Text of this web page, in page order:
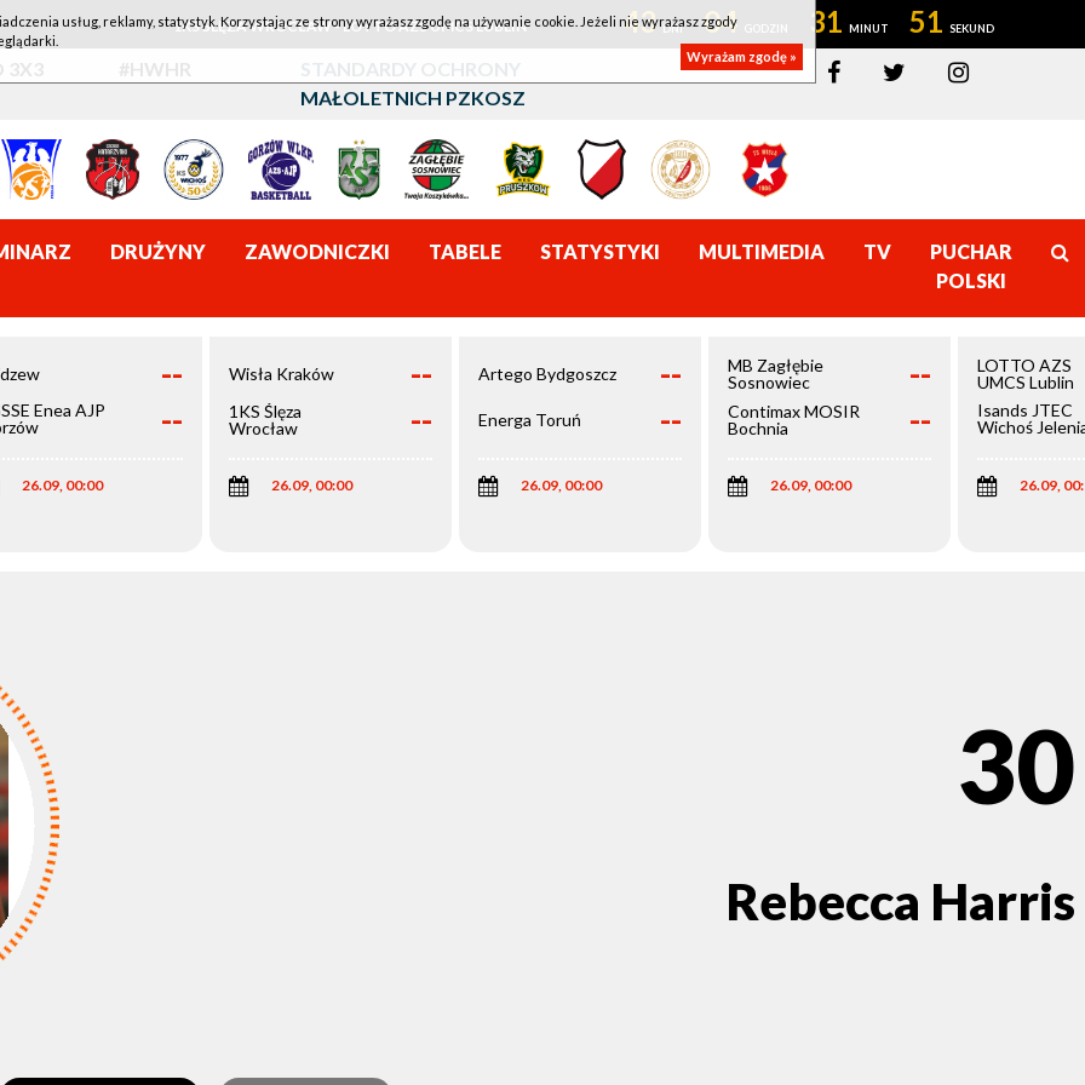
1KS ŚLĘZA WROCŁAW - LOTTO AZS UMCS LUBLIN 43 04 31 51
3X3
#HWHR
STANDARDY OCHRONY
MAŁOLETNICH PZKOSZ
DRUŻYNY ZAWODNICZKI TABELE STATYSTYKI MULTIMEDIA TV
PUCHAR
POLSKI
--
Enea AJP
--
26.09, 00:00
Wisła Kraków --
1KS Ślęza
Wrocław
--
26.09, 00:00
Artego Bydgoszcz --
Energa Toruń --
26.09, 00:00
MB Zagłębie
Sosnowiec
--
Contimax MOSIR
Bochnia
--
26.09, 00:00
LOTTO AZS
UMCS Lublin
Isands JTEC
Wichoś
26.09,
30
Rebecca Harris
usług, reklamy, statystyk. Korzystając ze strony wyrażasz zgodę na używanie cookie. Jeżeli nie wyrażasz zgody
Wyrażam zgodę »